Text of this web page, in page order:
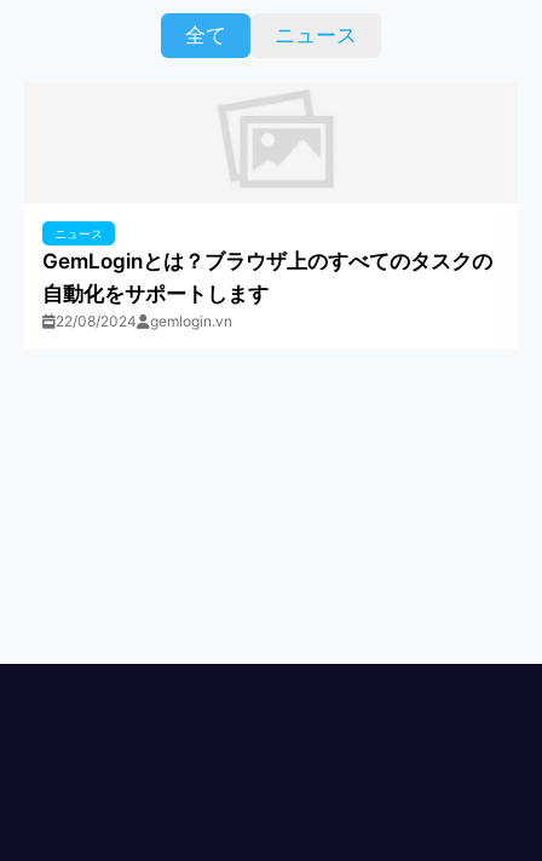
全て ニュース
ニュース
GemLoginとは？ブラウザ上のすべてのタスクの
自動化をサポートします
22/08/2024 gemlogin.vn